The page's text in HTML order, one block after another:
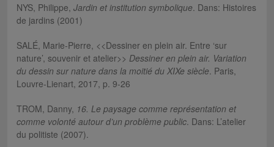
NYS, Philippe, Jardin et institution symbolique. Dans: Histoires
de jardins (2001)
SALÉ, Marie-Pierre, <<Dessiner en plein air. Entre ‘sur
nature’, souvenir et atelier>> Dessiner en plein air. Variation
du dessin sur nature dans la moitié du XIXe siècle. Paris,
Louvre-Lienart, 2017, p. 9-26
TROM, Danny, 16. Le paysage comme représentation et
comme volonté autour d’un problème public. Dans: L’atelier
du politiste (2007).